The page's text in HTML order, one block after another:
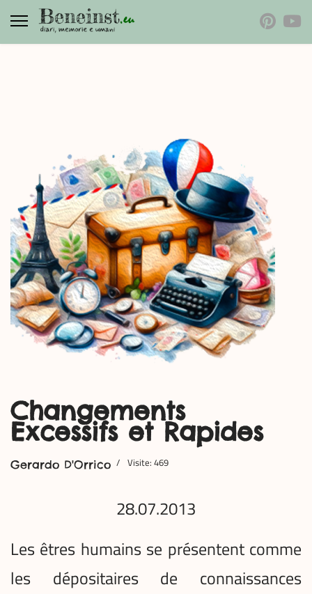
Changements
Excessifs et Rapides
Gerardo D'Orrico Visite: 469
28.07.2013
Les êtres humains se présentent comme
les dépositaires de connaissances